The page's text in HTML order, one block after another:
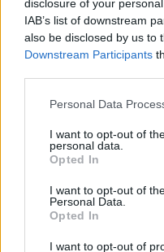
disclosure of your
IAB’s list of downstream
also be disclosed by us to
Downstream Participants
Please note that this
not limited to your visit or
grant or deny consent to
use your data for below
consent section.
Personal Data
I want to opt-out of
personal data.
Opted In
I want to opt-out of
Personal Data.
Opted In
I want to opt-out of
Meccs Center
Paris Saint-
Manchester
Felkészülési szezon 4.
Nya Ullevi, Göteborg
2026-08-08 17:00